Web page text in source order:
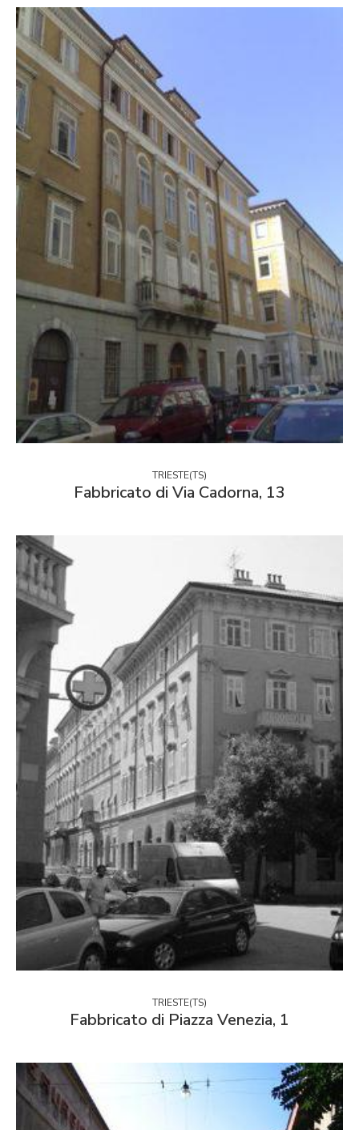
TRIESTE(TS)
Fabbricato di Via Cadorna, 13
TRIESTE(TS)
Fabbricato di Piazza Venezia, 1